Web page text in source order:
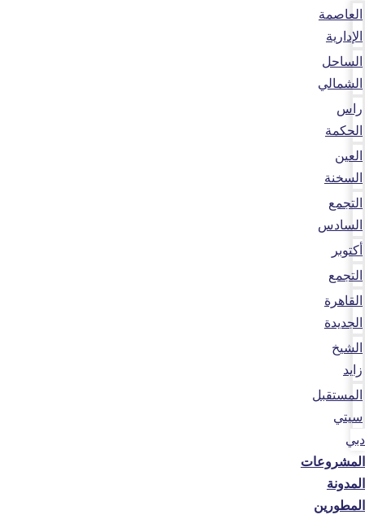
العاصمة
الإدارية
الساحل
الشمالي
راس
الحكمة
العين
السخنة
التجمع
السادس
أكتوبر
التجمع
القاهرة
الجديدة
الشيخ
زايد
المستقبل
سيتي
دبي
المشروعات
المدونة
المطورين